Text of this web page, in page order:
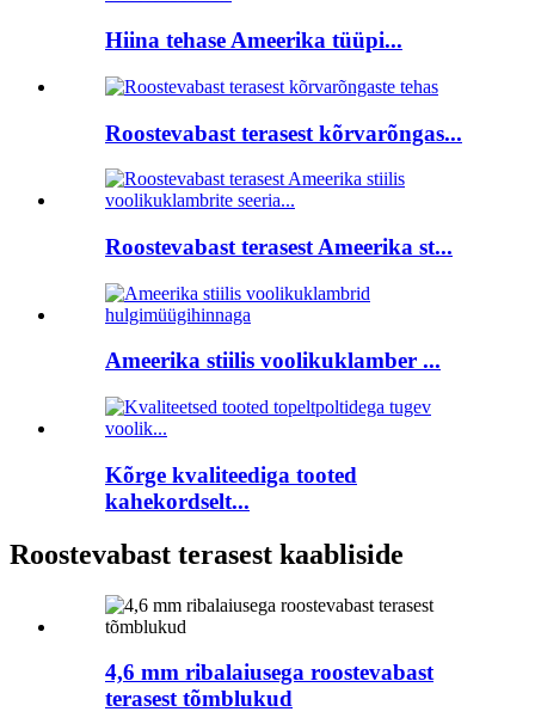
Hiina tehase Ameerika tüüpi...
Roostevabast terasest kõrvarõngas...
Roostevabast terasest Ameerika st...
Ameerika stiilis voolikuklamber ...
Kõrge kvaliteediga tooted
kahekordselt...
Roostevabast terasest kaabliside
4,6 mm ribalaiusega roostevabast
terasest tõmblukud